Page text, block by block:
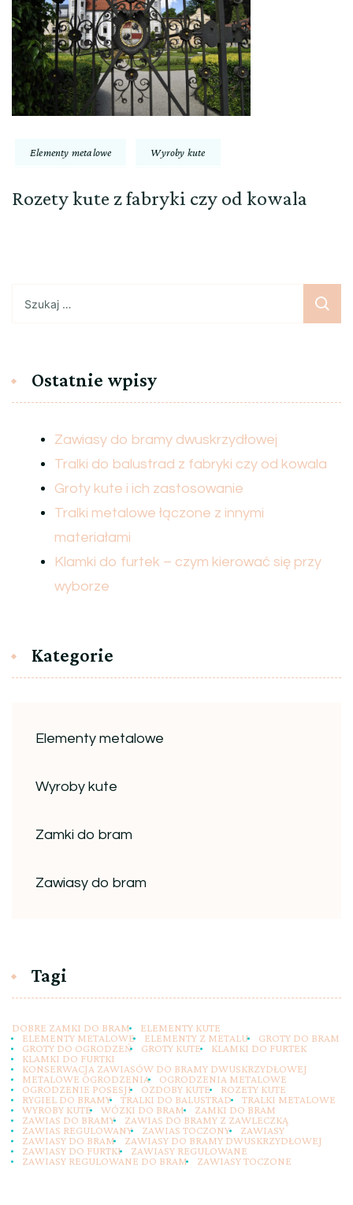
Elementy metalowe Wyroby kute
Rozety kute z fabryki czy od kowala
Ostatnie wpisy
Zawiasy do bramy dwuskrzydłowej
Tralki do balustrad z fabryki czy od kowala
Groty kute i ich zastosowanie
Tralki metalowe łączone z innymi
materiałami
Klamki do furtek – czym kierować się przy
wyborze
Kategorie
Elementy metalowe
Wyroby kute
Zamki do bram
Zawiasy do bram
Tagi
DOBRE ZAMKI DO BRAM
ELEMENTY KUTE
ELEMENTY METALOWE
ELEMENTY Z METALU
GROTY DO BRAM
GROTY DO OGRODZEŃ
GROTY KUTE
KLAMKI DO FURTEK
KLAMKI DO FURTKI
KONSERWACJA ZAWIASÓW DO BRAMY DWUSKRZYDŁOWEJ
METALOWE OGRODZENIA
OGRODZENIA METALOWE
OGRODZENIE POSESJI
OZDOBY KUTE
ROZETY KUTE
RYGIEL DO BRAMY
TRALKI DO BALUSTRAD
TRALKI METALOWE
WYROBY KUTE
WÓZKI DO BRAM
ZAMKI DO BRAM
ZAWIAS DO BRAMY
ZAWIAS DO BRAMY Z ZAWLECZKĄ
ZAWIAS REGULOWANY
ZAWIAS TOCZONY
ZAWIASY
ZAWIASY DO BRAM
ZAWIASY DO BRAMY DWUSKRZYDŁOWEJ
ZAWIASY DO FURTKI
ZAWIASY REGULOWANE
ZAWIASY REGULOWANE DO BRAM
ZAWIASY TOCZONE